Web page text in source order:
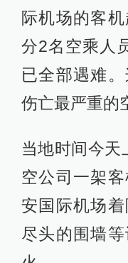
际机场的客
分2名空乘人
已全部遇难
伤亡最严重的
当地时间今天
空公司一架
安国际机场
尽头的围墙